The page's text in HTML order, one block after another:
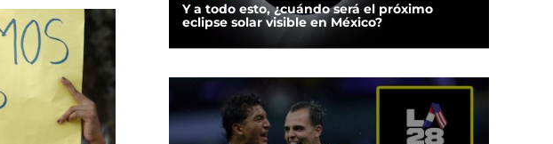
Y a todo esto, ¿cuándo será el próximo
eclipse solar visible en México?